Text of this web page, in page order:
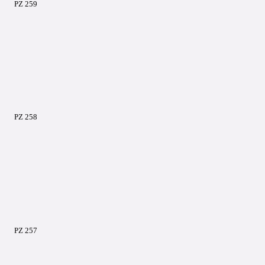
PZ 259
PZ 258
PZ 257